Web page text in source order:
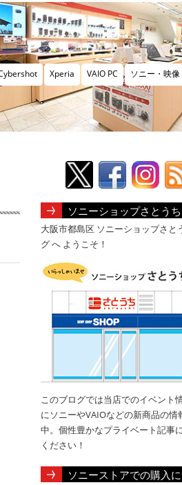
Xperia VAIO PC ソニー・映像
ソニーショップさとうち
大阪市都島区 ソニーショップさと
グ へ ようこそ！
このブログでは当店でのイベント
にソニーやVAIOなどの新商品の情
中。個性豊かなプライベート記事
ください！
ソニーストアでの購入